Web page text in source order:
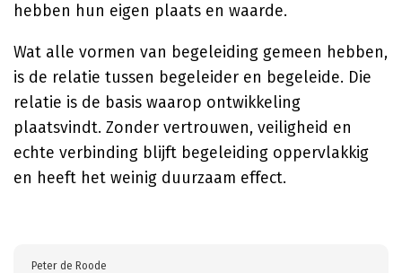
hebben hun eigen plaats en waarde.
Wat alle vormen van begeleiding gemeen hebben,
is de relatie tussen begeleider en begeleide. Die
relatie is de basis waarop ontwikkeling
plaatsvindt. Zonder vertrouwen, veiligheid en
echte verbinding blijft begeleiding oppervlakkig
en heeft het weinig duurzaam effect.
Peter de Roode